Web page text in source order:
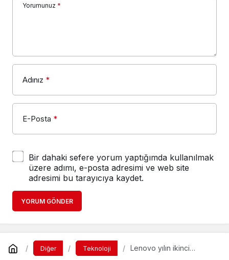
Yorumunuz *
Adınız *
E-Posta *
Bir dahaki sefere yorum yaptığımda kullanılmak
üzere adımı, e-posta adresimi ve web site
adresimi bu tarayıcıya kaydet.
YORUM GÖNDER
Diğer Teknoloji
Lenovo yılın ikinci